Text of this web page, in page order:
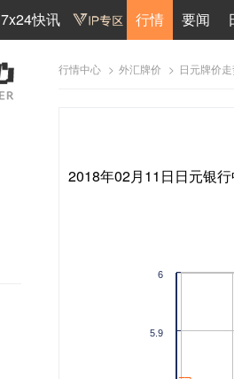
7x24快讯 行情 要闻
行情中心 > 外汇牌价 > 日元牌价
2018年02月11日日元银
5.9
6